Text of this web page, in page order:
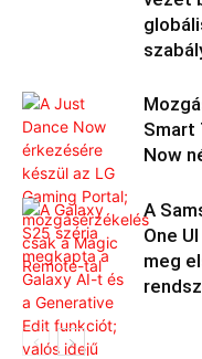
Smart
Now
A
One
meg